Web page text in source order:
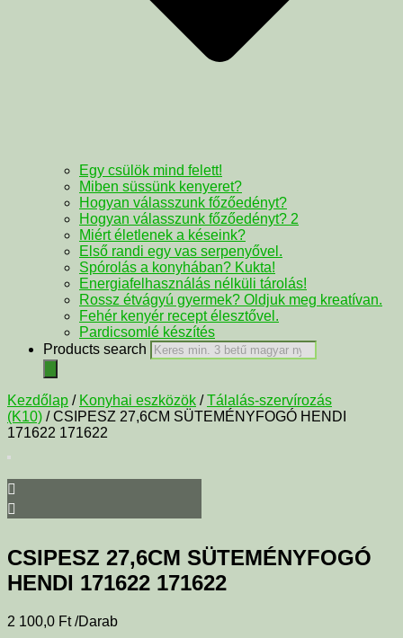
Egy csülök mind felett!
Miben süssünk kenyeret?
Hogyan válasszunk főzőedényt?
Hogyan válasszunk főzőedényt? 2
Miért életlenek a késeink?
Első randi egy vas serpenyővel.
Spórolás a konyhában? Kukta!
Energiafelhasználás nélküli tárolás!
Rossz étvágyú gyermek? Oldjuk meg kreatívan.
Fehér kenyér recept élesztővel.
Pardicsomlé készítés
Products search
Kezdőlap / Konyhai eszközök /Tálalás-szervírozás
(K10) / CSIPESZ 27,6CM SÜTEMÉNYFOGÓ HENDI
171622 171622
CSIPESZ 27,6CM SÜTEMÉNYFOGÓ
HENDI 171622 171622
2 100,0 Ft /Darab